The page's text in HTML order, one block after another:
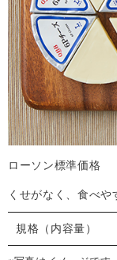
ローソン標準価格
くせがなく、食べや
規格（内容量）